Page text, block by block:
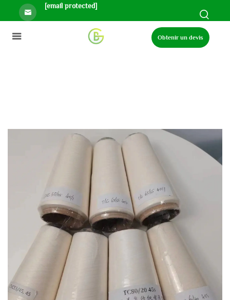
[email protected]
Obtenir un devis